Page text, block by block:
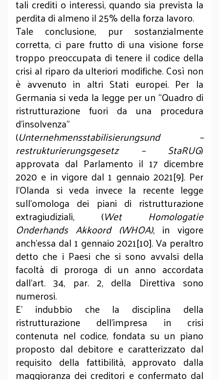
tali crediti o interessi, quando sia prevista la
perdita di almeno il 25% della forza lavoro.
Tale conclusione, pur sostanzialmente
corretta, ci pare frutto di una visione forse
troppo preoccupata di tenere il codice della
crisi al riparo da ulteriori modifiche. Così non
è avvenuto in altri Stati europei. Per la
Germania si veda la legge per un “Quadro di
ristrutturazione fuori da una procedura
d’insolvenza”
(Unternehmensstabilisierungsund –
restrukturierungsgesetz – StaRUG)
approvata dal Parlamento il 17 dicembre
2020 e in vigore dal 1 gennaio 2021[9]. Per
l’Olanda si veda invece la recente legge
sull’omologa dei piani di ristrutturazione
extragiudiziali, (Wet Homologatie
Onderhands Akkoord (WHOA), in vigore
anch’essa dal 1 gennaio 2021[10]. Va peraltro
detto che i Paesi che si sono avvalsi della
facoltà di proroga di un anno accordata
dall’art. 34, par. 2, della Direttiva sono
numerosi.
E’ indubbio che la disciplina della
ristrutturazione dell’impresa in crisi
contenuta nel codice, fondata su un piano
proposto dal debitore e caratterizzato dal
requisito della fattibilità, approvato dalla
maggioranza dei creditori e confermato dal